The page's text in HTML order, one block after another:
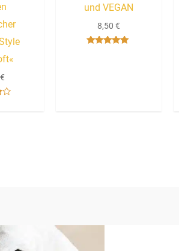
€
und VEGAN
8,50€